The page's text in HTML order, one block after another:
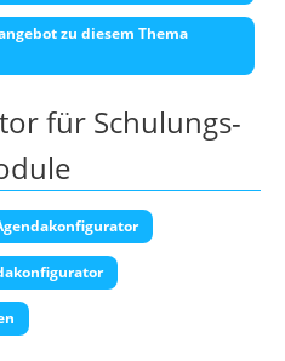
zu diesem Thema
für Schulungs-